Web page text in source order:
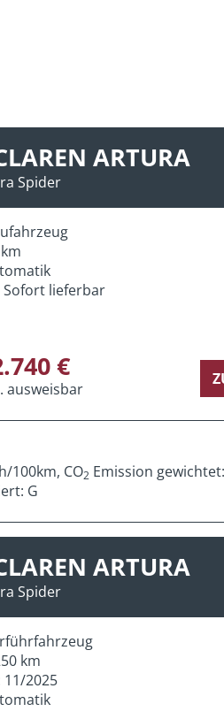
ARTURA
Spider
LZ: Sofort lieferbar
€
ausweisbar
100km, CO2 Emission
G
ARTURA
Spider
km
11/2025